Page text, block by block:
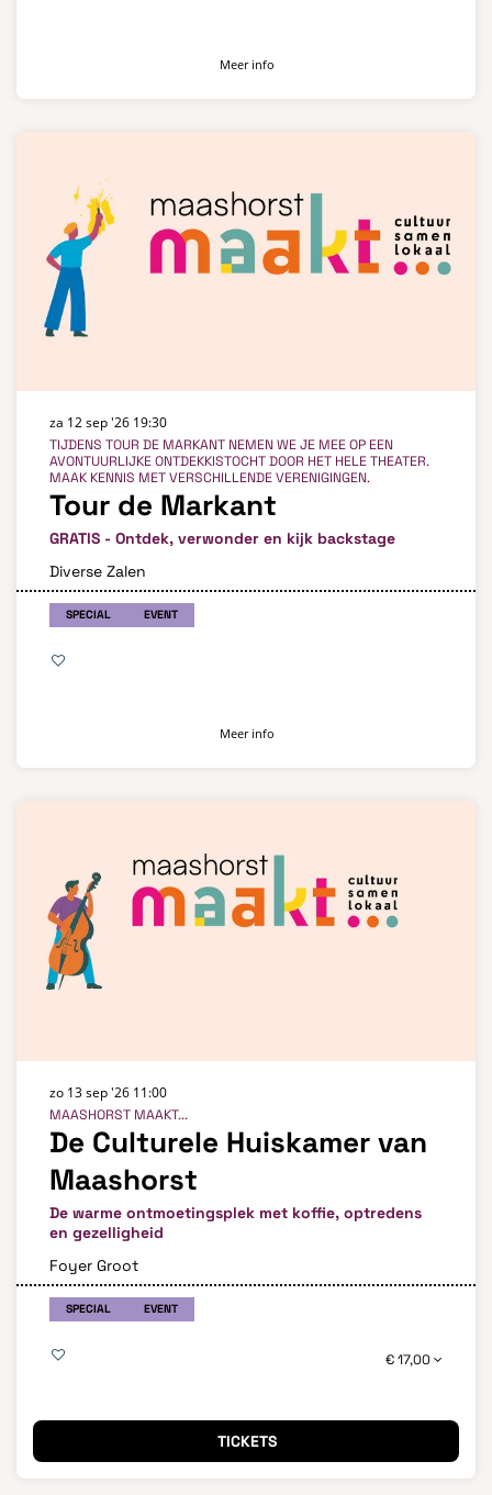
Meer info
Tour de Markant
GRATIS - Ontdek, verwonder en kijk backstage
TIJDENS TOUR DE MARKANT NEMEN WE JE MEE OP EEN
AVONTUURLIJKE ONTDEKKISTOCHT DOOR HET HELE THEATER.
MAAK KENNIS MET VERSCHILLENDE VERENIGINGEN.
za 12 sep '26 19:30
Diverse Zalen
SPECIAL EVENT
Meer info
De Culturele Huiskamer van
Maashorst
De warme ontmoetingsplek met koffie, optredens
en gezelligheid
MAASHORST MAAKT...
zo 13 sep '26 11:00
Foyer Groot
SPECIAL EVENT
€ 17,00
TICKETS